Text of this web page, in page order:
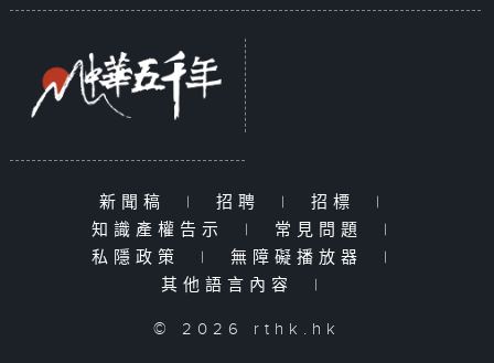
新聞稿 | 招聘 | 招標
|
知識產權告示
| 常見問題
|
私隱政策
| 無障礙播放器
|
其他語言內容
|
© 2026 rthk.hk